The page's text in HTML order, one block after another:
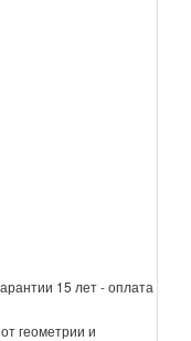
15 лет - оплата
геометрии и